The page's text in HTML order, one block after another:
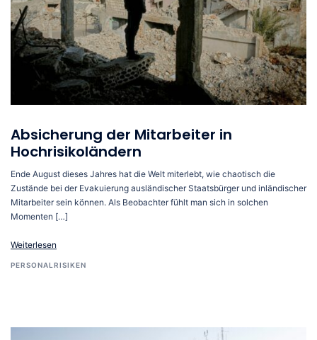
Absicherung der Mitarbeiter in
Hochrisikoländern
Ende August dieses Jahres hat die Welt miterlebt, wie chaotisch die
Zustände bei der Evakuierung ausländischer Staatsbürger und inländischer
Mitarbeiter sein können. Als Beobachter fühlt man sich in solchen
Momenten […]
Weiterlesen
PERSONALRISIKEN